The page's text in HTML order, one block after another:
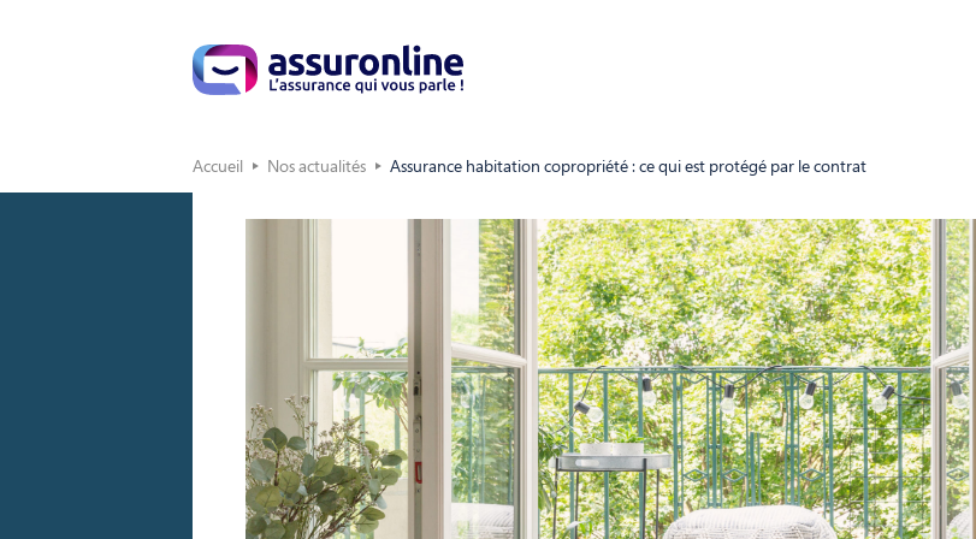
Accueil Nos actualités Assurance habitation copropriété : ce qui est protégé par le contrat